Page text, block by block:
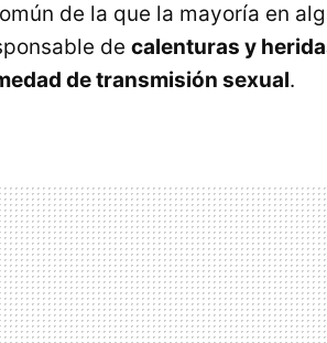
de la que la mayoría en
de calenturas y
de transmisión sexual.